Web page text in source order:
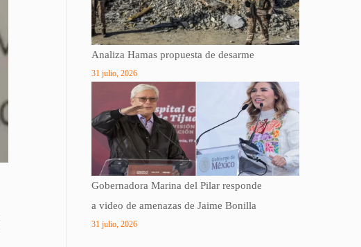
Analiza Hamas propuesta de desarme
31 julio, 2026
Gobernadora Marina del Pilar responde
a video de amenazas de Jaime Bonilla
31 julio, 2026